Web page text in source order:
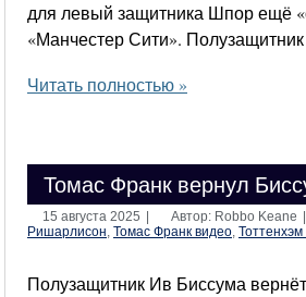
для левый защитника Шпор ещё
«Манчестер Сити».
Читать полностью »
Томас Франк вернул
15 августа 2025 Автор: Robbo Keane
Ришарлисон, Томас Франк видео,
Полузащитник Ив Биссума